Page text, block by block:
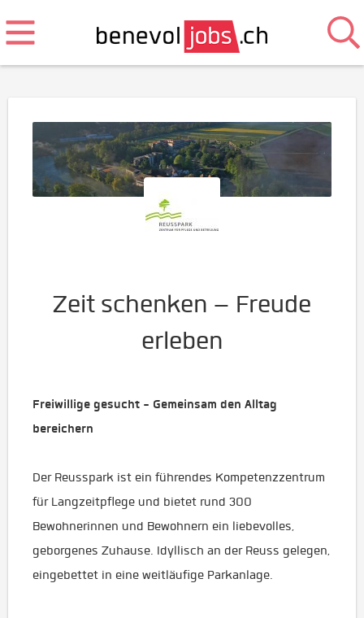
Zeit schenken – Freude
erleben
Freiwillige gesucht - Gemeinsam den Alltag
bereichern
Der Reusspark ist ein führendes Kompetenzzentrum
für Langzeitpflege und bietet rund 300
Bewohnerinnen und Bewohnern ein liebevolles,
geborgenes Zuhause. Idyllisch an der Reuss gelegen,
eingebettet in eine weitläufige Parkanlage.